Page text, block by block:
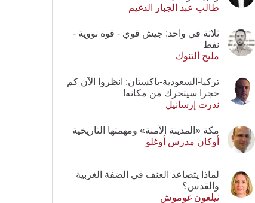
طالب عبد الجبار الدغيم
ثلاثة في واحد: جيش قوي - قوة نووية -
نفط
مليح ألتنوك
تركيا-السعودية-باكستان: انظروا الآن كم
حجرا سيتحرك من مكانه!
ندرت إرسانيل
مكة «المدينة الآمنة» ومهمتها التاريخية
أوكان مدرس أوغلو
لماذا يتصاعد العنف في الضفة الغربية
والقدس؟
نيلغون غوموش